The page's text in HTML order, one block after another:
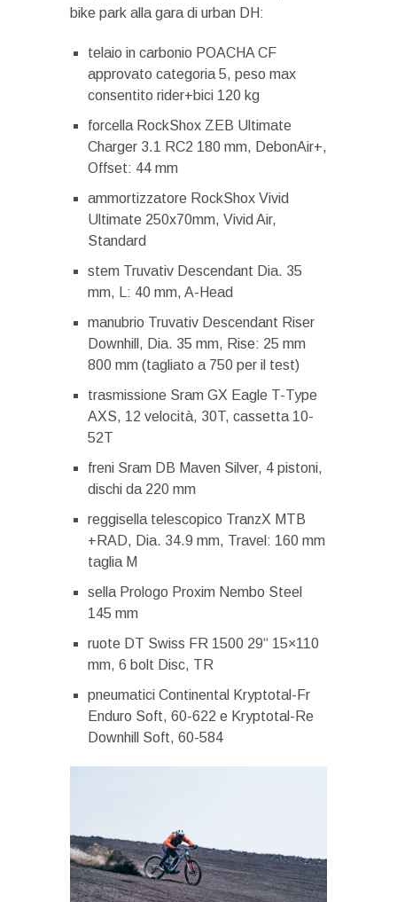
bike park alla gara di urban DH:
telaio in carbonio POACHA CF
approvato categoria 5, peso max
consentito rider+bici 120 kg
forcella RockShox ZEB Ultimate
Charger 3.1 RC2 180 mm, DebonAir+,
Offset: 44 mm
ammortizzatore RockShox Vivid
Ultimate 250x70mm, Vivid Air,
Standard
stem Truvativ Descendant Dia. 35
mm, L: 40 mm, A-Head
manubrio Truvativ Descendant Riser
Downhill, Dia. 35 mm, Rise: 25 mm
800 mm (tagliato a 750 per il test)
trasmissione Sram GX Eagle T-Type
AXS, 12 velocità, 30T, cassetta 10-
52T
freni Sram DB Maven Silver, 4 pistoni,
dischi da 220 mm
reggisella telescopico TranzX MTB
+RAD, Dia. 34.9 mm, Travel: 160 mm
taglia M
sella Prologo Proxim Nembo Steel
145 mm
ruote DT Swiss FR 1500 29“ 15×110
mm, 6 bolt Disc, TR
pneumatici Continental Kryptotal-Fr
Enduro Soft, 60-622 e Kryptotal-Re
Downhill Soft, 60-584